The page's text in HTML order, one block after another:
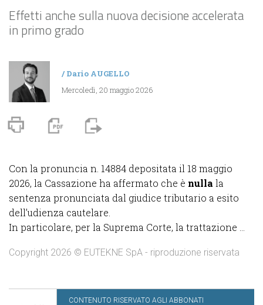
Effetti anche sulla nuova decisione accelerata
in primo grado
/Dario AUGELLO
Mercoledì, 20 maggio 2026
Con la pronuncia n. 14884 depositata il 18 maggio
2026, la Cassazione ha affermato che è nulla la
sentenza pronunciata dal giudice tributario a esito
dell’udienza cautelare.
In particolare, per la Suprema Corte, la trattazione ...
Copyright 2026 © EUTEKNE SpA - riproduzione riservata
CONTENUTO RISERVATO AGLI ABBONATI